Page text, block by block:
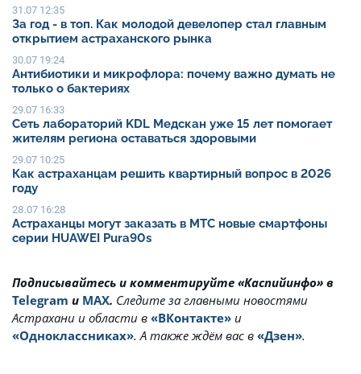
31.07 12:35
За год - в топ. Как молодой девелопер стал главным
открытием астраханского рынка
30.07 19:24
Антибиотики и микрофлора: почему важно думать не
только о бактериях
29.07 16:33
Сеть лабораторий KDL Медскан уже 15 лет помогает
жителям региона оставаться здоровыми
29.07 10:25
Как астраханцам решить квартирный вопрос в 2026
году
28.07 16:28
Астраханцы могут заказать в МТС новые смартфоны
серии HUAWEI Pura90s
Подписывайтесь и комментируйте «Каспийинфо» в
Telegram и MAX. Cледите за главными новостями
Астрахани и области в «ВКонтакте» и
«Одноклассниках». А также ждём вас в «Дзен».